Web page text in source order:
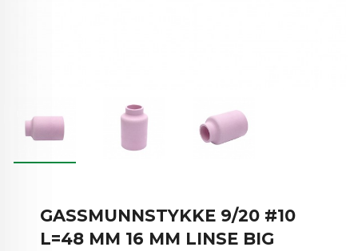
GASSMUNNSTYKKE 9/20 #10
L=48 MM 16 MM LINSE BIG